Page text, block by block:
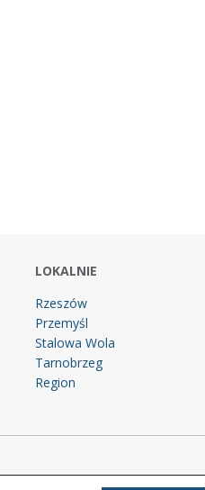
LOKALNIE
Rzeszów
Przemyśl
Stalowa Wola
Tarnobrzeg
Region